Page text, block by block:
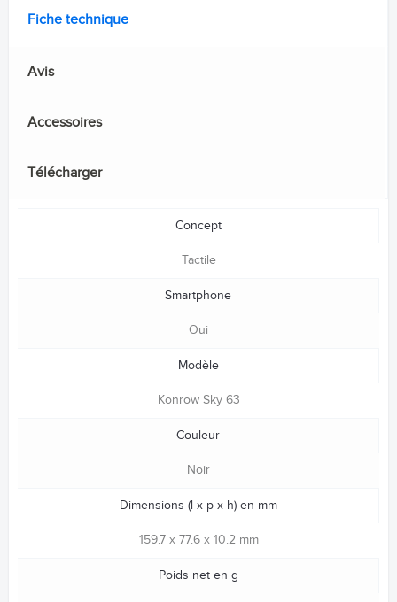
Fiche technique
Avis
Accessoires
Télécharger
Concept
Tactile
Smartphone
Oui
Modèle
Konrow Sky 63
Couleur
Noir
Dimensions (l x p x h) en mm
159.7 x 77.6 x 10.2 mm
Poids net en g